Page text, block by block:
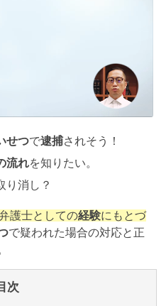
紙
判
せつで逮捕されそう！
流れを知りたい。
り消し？
護士としての経験にもとづ
で疑われた場合の対応と正
次